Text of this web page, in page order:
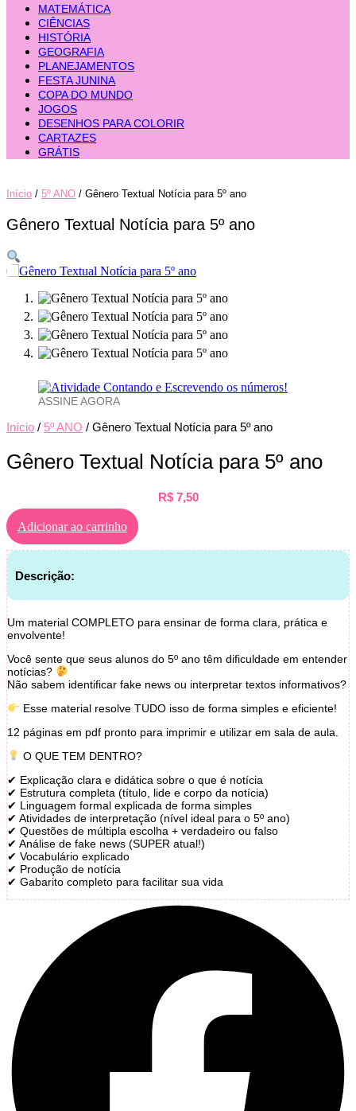
MATEMÁTICA
CIÊNCIAS
HISTÓRIA
GEOGRAFIA
PLANEJAMENTOS
FESTA JUNINA
COPA DO MUNDO
JOGOS
DESENHOS PARA COLORIR
CARTAZES
GRÁTIS
Início / 5º ANO / Gênero Textual Notícia para 5º ano
Gênero Textual Notícia para 5º ano
ASSINE AGORA
Início / 5º ANO / Gênero Textual Notícia para 5º ano
Gênero Textual Notícia para 5º ano
R$7,50
Adicionar ao carrinho
Descrição:
Um material COMPLETO para ensinar de forma clara, prática e
envolvente!
Você sente que seus alunos do 5º ano têm dificuldade em entender
notícias?
Não sabem identificar fake news ou interpretar textos informativos?
Esse material resolve TUDO isso de forma simples e eficiente!
12 páginas em pdf pronto para imprimir e utilizar em sala de aula.
O QUE TEM DENTRO?
✔ Explicação clara e didática sobre o que é notícia
✔ Estrutura completa (título, lide e corpo da notícia)
✔ Linguagem formal explicada de forma simples
✔ Atividades de interpretação (nível ideal para o 5º ano)
✔ Questões de múltipla escolha + verdadeiro ou falso
✔ Análise de fake news (SUPER atual!)
✔ Vocabulário explicado
✔ Produção de notícia
✔ Gabarito completo para facilitar sua vida